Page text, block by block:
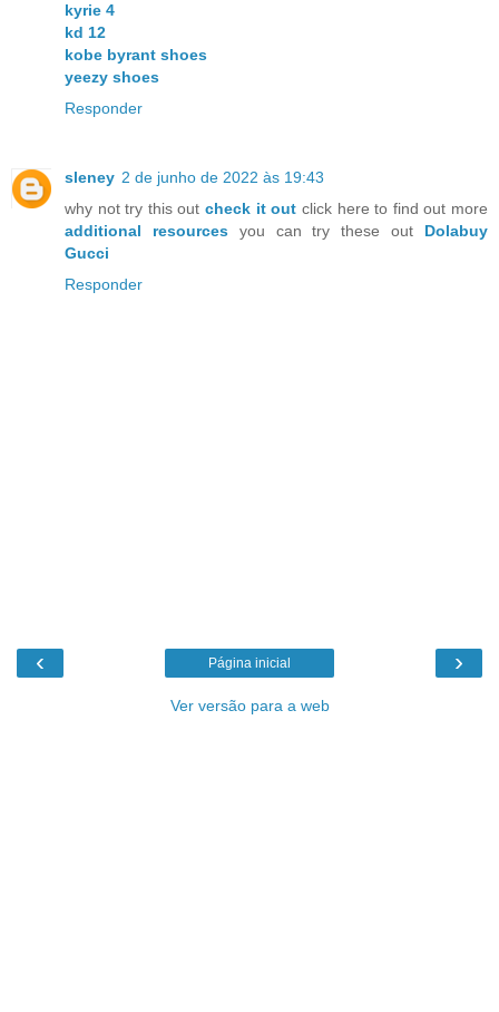
kyrie 4
kd 12
kobe byrant shoes
yeezy shoes
Responder
sleney 2 de junho de 2022 às 19:43
why not try this outcheck it out click here to find out more
additional resourcesyou can try these out Dolabuy
Gucci
Responder
‹ ›
Página inicial
Ver versão para a web